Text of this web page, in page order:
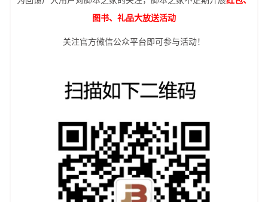
图书、礼品大放送活动
关注官方微信公众平台即可参与活动！